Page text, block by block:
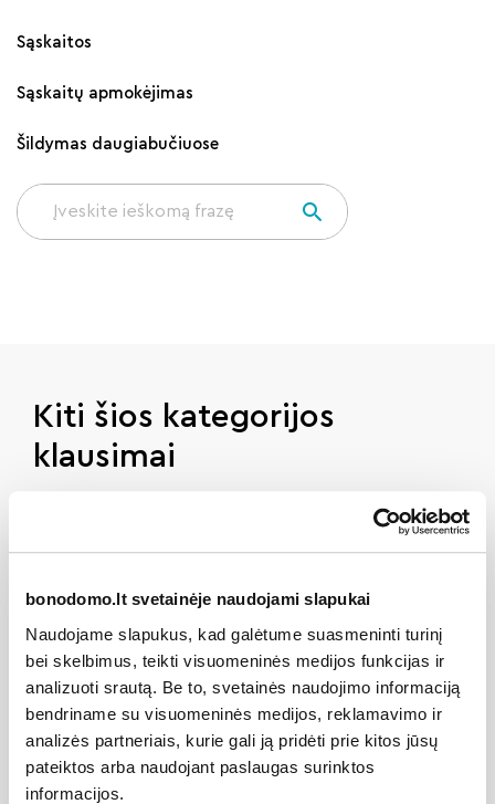
bonodomo.lt svetainėje naudojami slapukai
Naudojame slapukus, kad galėtume suasmeninti turinį
bei skelbimus, teikti visuomeninės medijos funkcijas ir
analizuoti srautą. Be to, svetainės naudojimo informaciją
bendriname su visuomeninės medijos, reklamavimo ir
analizės partneriais, kurie gali ją pridėti prie kitos jūsų
pateiktos arba naudojant paslaugas surinktos
informacijos.
Sąskaitos
Sąskaitų apmokėjimas
Šildymas daugiabučiuose
Kiti šios kategorijos
klausimai
Kaip pakeisti sąskaitos gavimo būdą?
Kaip atsieti, pašalinti iš savitarnos
objektą?